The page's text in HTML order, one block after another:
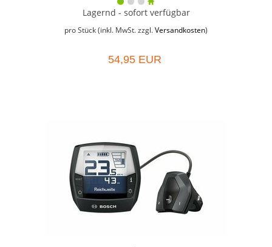
Lagernd - sofort verfügbar
pro Stück (inkl. MwSt. zzgl. Versandkosten)
54,95 EUR